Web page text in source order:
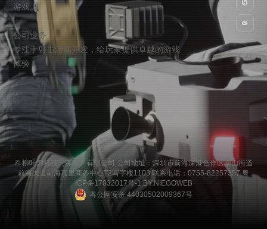
游戏。
公司业务：
专注于射击游戏开发，给玩家提供卓越的游戏
体验！
© 柳叶刀科技（深圳）有限公司 公司地址：深圳市前海深港合作区南山街道
前海大道前海嘉里商务中心T2写字楼1103 联系电话：0755-82257357粤
ICP备17032017号-1 BY:NIEGOWEB
粤公网安备 44030502009367号